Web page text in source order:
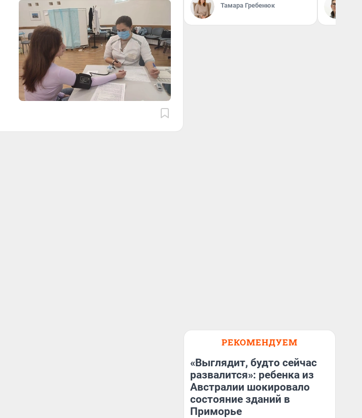
Тамара Гребенюк
РЕКОМЕНДУЕМ
«Выглядит, будто сейчас
развалится»: ребенка из
Австралии шокировало
состояние зданий в
Приморье